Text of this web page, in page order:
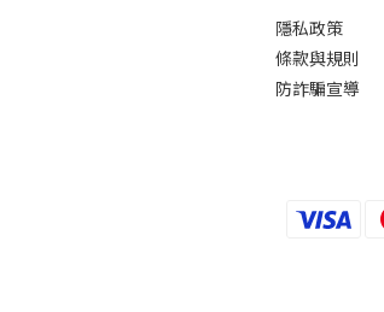
隱私政策
條款與規則
防詐騙宣導